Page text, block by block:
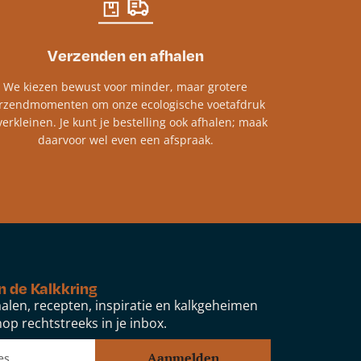
Verzenden en afhalen
We kiezen bewust voor minder, maar grotere
om onze ecologische voetafdruk
Je kunt je bestelling ook afhalen; maak
daarvoor wel even een afspraak.
de Kalkkring
recepten, inspiratie en kalkgeheimen
rechtstreeks in je inbox.